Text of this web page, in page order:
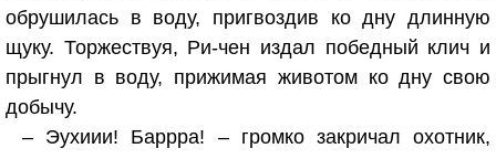
обрушилась в воду, пригвоздив ко дну длинную
щуку. Торжествуя, Ри-чен издал победный клич и
прыгнул в воду, прижимая животом ко дну свою
добычу.
– Эухиии! Баррра! – громко закричал охотник,